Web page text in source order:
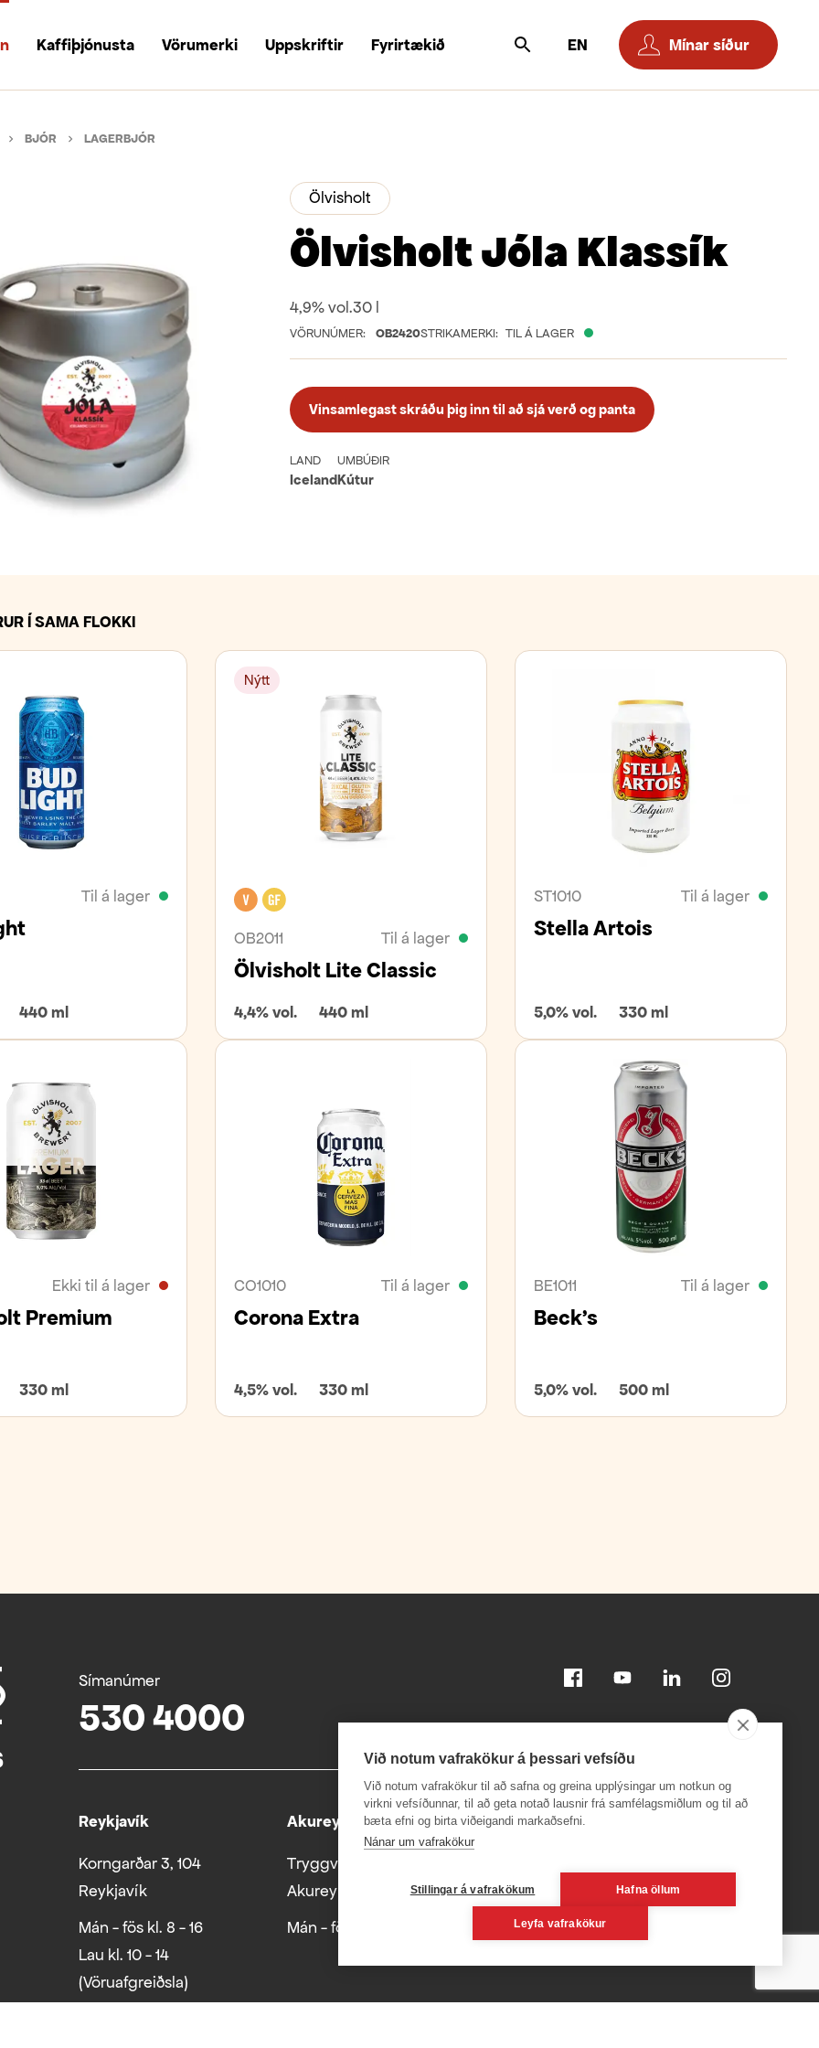
Við notum vafrakökur á þessari vefsíðu
Við notum vafrakökur til að safna og greina upplýsingar um notkun og
virkni vefsíðunnar, til að geta notað lausnir frá samfélagsmiðlum og til að
bæta efni og birta viðeigandi markaðsefni.
Nánar um vafrakökur
Stillingar á vafrakökum Hafna öllum
Leyfa vafrakökur
Kaffiþjónusta Vörumerki Uppskriftir Fyrirtækið EN Mínar síður
BJÓR LAGERBJÓR
Ölvisholt
Ölvisholt Jóla Klassík
4,9% vol.30 l
VÖRUNÚMER: OB2420STRIKAMERKI: TIL Á LAGER
Vinsamlegast skráðu þig inn til að sjá verð og panta
LAND
Iceland
UMBÚÐIR
Kútur
Í SAMA FLOKKI
Til á lager
440 ml
Nýtt
Vegan
OB2011 Til á lager
Ölvisholt Lite Classic
4,4% vol. 440 ml
ST1010 Til á lager
Stella Artois
5,0% vol. 330 ml
Ekki til á lager
Premium
330 ml
CO1010 Til á lager
Corona Extra
4,5% vol. 330 ml
BE1011 Til á lager
Beck's
5,0% vol. 500 ml
Símanúmer
530 4000
FacebookYoutube Linkedin
Reykjavík
Korngarðar 3, 104
Reykjavík
Mán - fös kl. 8 - 16
Lau kl. 10 - 14
(Vöruafgreiðsla)
Akureyri
Tryggvabraut 24, 600
Akureyri
Mán - fös kl. 8 - 16
Sæktu appið á